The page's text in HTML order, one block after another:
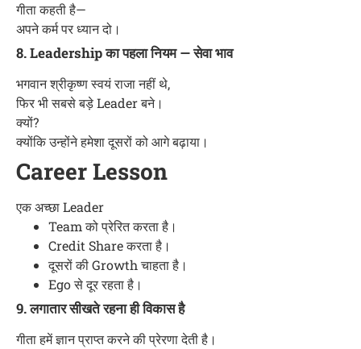
गीता कहती है—
अपने कर्म पर ध्यान दो।
8. Leadership का पहला नियम — सेवा भाव
भगवान श्रीकृष्ण स्वयं राजा नहीं थे,
फिर भी सबसे बड़े Leader बने।
क्यों?
क्योंकि उन्होंने हमेशा दूसरों को आगे बढ़ाया।
Career Lesson
एक अच्छा Leader
Team को प्रेरित करता है।
Credit Share करता है।
दूसरों की Growth चाहता है।
Ego से दूर रहता है।
9. लगातार सीखते रहना ही विकास है
गीता हमें ज्ञान प्राप्त करने की प्रेरणा देती है।